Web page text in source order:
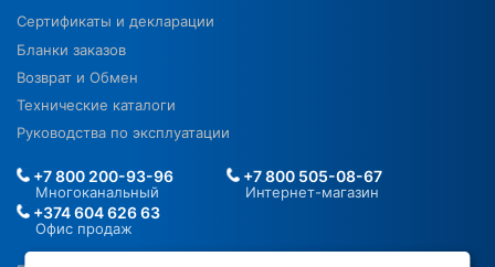
Сертификаты и декларации
Бланки заказов
Возврат и Обмен
Технические каталоги
Руководства по эксплуатации
+7 800 200-93-96
Многоканальный
+7 800 505-08-67
Интернет-магазин
+374 604 626 63
Офис продаж